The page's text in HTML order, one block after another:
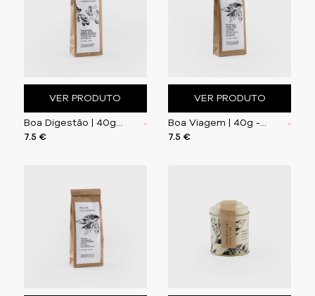
VER PRODUTO
Boa Digestão | 40g - Tisana de Hortelã, Camomila,
7.5 €
VER PRODUTO
Boa Viagem | 40g - Chá Preto com Morango, Arando,
7.5 €